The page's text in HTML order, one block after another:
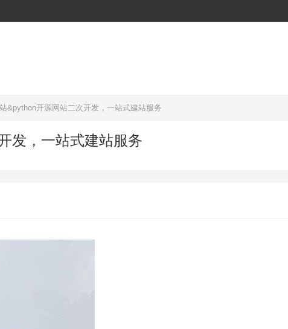
&python开源网站二次开发，一站式建站服务
发，一站式建站服务